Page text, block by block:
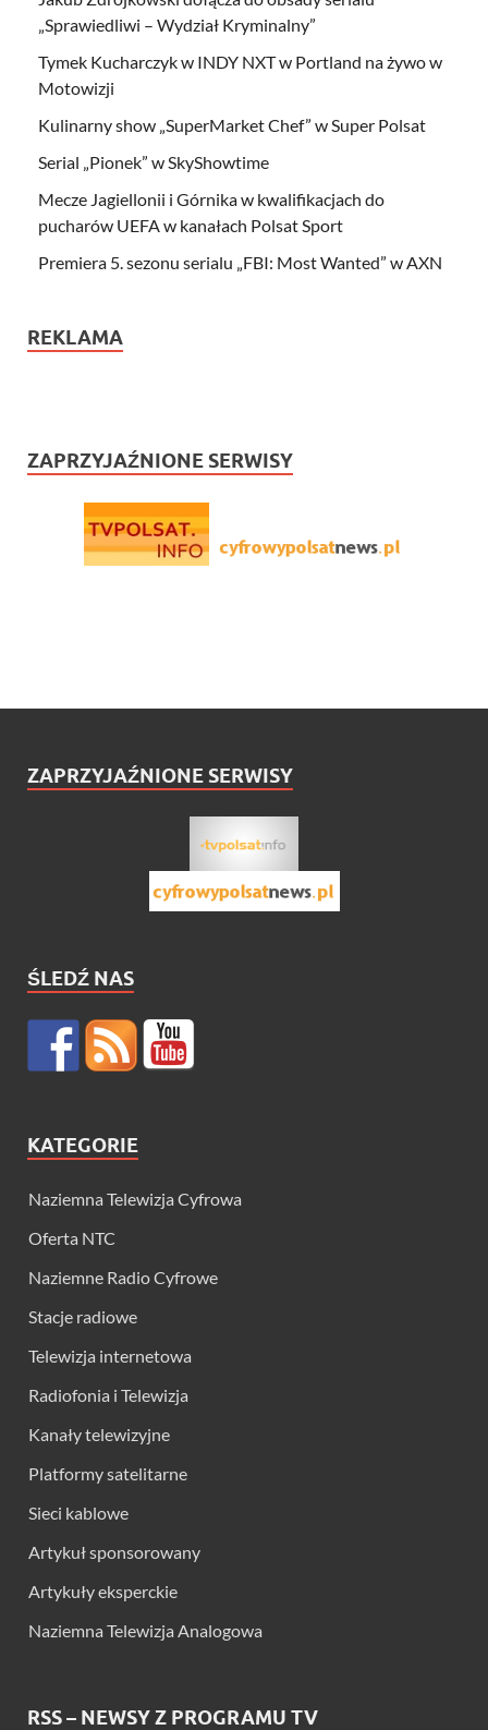
„Sprawiedliwi – Wydział Kryminalny”
Tymek Kucharczyk w INDY NXT w Portland na żywo w
Motowizji
Kulinarny show „SuperMarket Chef” w Super Polsat
Serial „Pionek” w SkyShowtime
Mecze Jagiellonii i Górnika w kwalifikacjach do
pucharów UEFA w kanałach Polsat Sport
Premiera 5. sezonu serialu „FBI: Most Wanted” w AXN
REKLAMA
ZAPRZYJAŹNIONE SERWISY
ZAPRZYJAŹNIONE SERWISY
ŚLEDŹ NAS
KATEGORIE
Naziemna Telewizja Cyfrowa
Oferta NTC
Naziemne Radio Cyfrowe
Stacje radiowe
Telewizja internetowa
Radiofonia i Telewizja
Kanały telewizyjne
Platformy satelitarne
Sieci kablowe
Artykuł sponsorowany
Artykuły eksperckie
Naziemna Telewizja Analogowa
RSS – NEWSY Z PROGRAMU TV